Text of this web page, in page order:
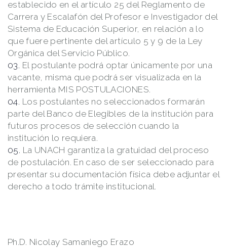
establecido en el artículo 25 del Reglamento de
Carrera y Escalafón del Profesor e Investigador del
Sistema de Educación Superior, en relación a lo
que fuere pertinente del artículo 5 y 9 de la Ley
Orgánica del Servicio Público.
El postulante podrá optar únicamente por una
vacante, misma que podrá ser visualizada en la
herramienta MIS POSTULACIONES.
Los postulantes no seleccionados formarán
parte del Banco de Elegibles de la institución para
futuros procesos de selección cuando la
institución lo requiera.
La UNACH garantiza la gratuidad del proceso
de postulación. En caso de ser seleccionado para
presentar su documentación física debe adjuntar el
derecho a todo trámite institucional.
Ph.D. Nicolay Samaniego Erazo